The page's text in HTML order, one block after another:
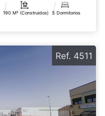
190 M² (construidos) 5 Dormitorios
Ref. 4511